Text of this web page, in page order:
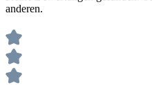
anderen.